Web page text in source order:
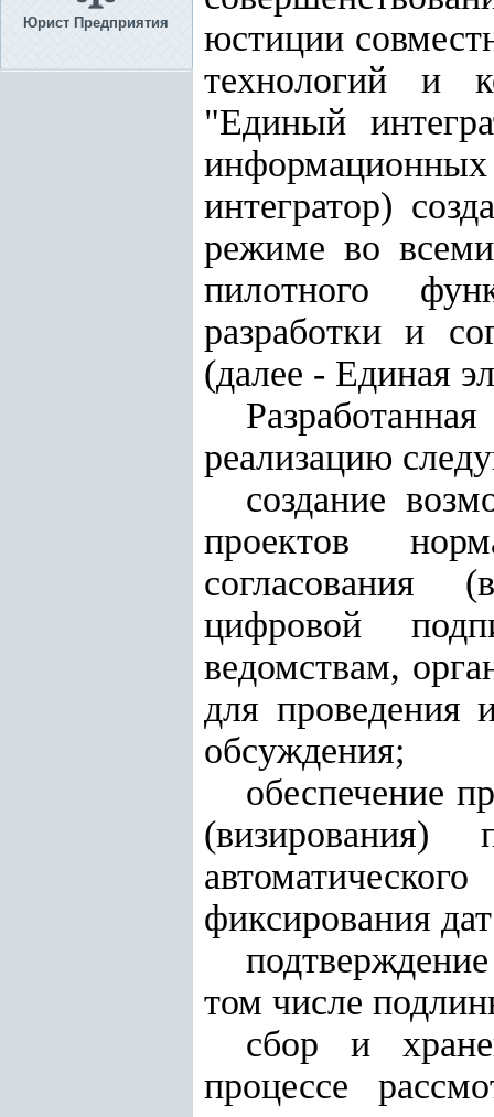
Юрист Предприятия
юстиции
технологий и
"Единый
интегратор)
режиме во
пилотного
разработки и
(далее - Единая
реализацию
создание
проектов
согласования
цифровой
ведомствам,
для проведения
обсуждения;
обеспечение
(визирования)
фиксирования
том числе
сбор и
процессе